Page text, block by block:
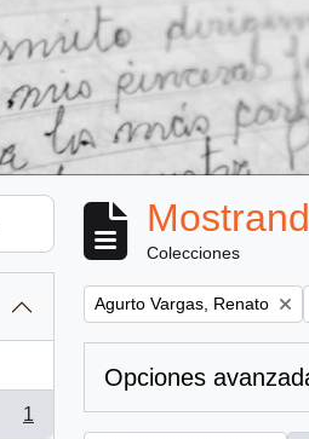
1
Colecciones
Remove filter:
Agurto Vargas, Renato
Opciones